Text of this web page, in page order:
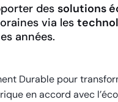
des solutions
via les
années.
Durable pour
en accord avec